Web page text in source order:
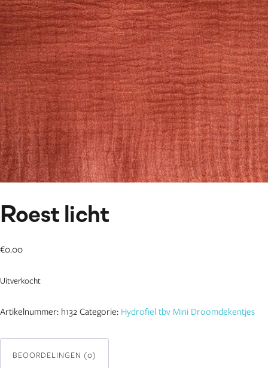
Roest licht
€0.00
Uitverkocht
Artikelnummer: h132 Categorie: Hydrofiel tbv Mini Droomdekentjes
BEOORDELINGEN (0)